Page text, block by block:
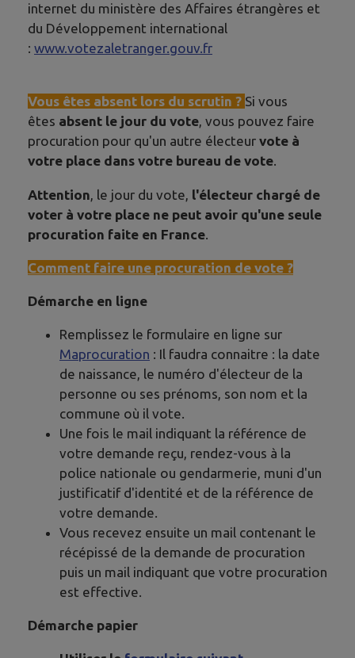
internet du ministère des Affaires étrangères et
du Développement international
: www.votezaletranger.gouv.fr
Vous êtes absent lors du scrutin ? Si vous
êtes absent le jour du vote, vous pouvez faire
procuration pour qu'un autre électeur vote à
votre place dans votre bureau de vote.
Attention , le jour du vote, l'électeur chargé de
voter à votre place ne peut avoir qu'une seule
procuration faite en France
Comment faire une procuration de vote ?
Démarche en ligne
Remplissez le formulaire en ligne sur
Maprocuration : Il faudra connaitre : la date
de naissance, le numéro d'électeur de la
personne ou ses prénoms, son nom et la
commune où il vote.
Une fois le mail indiquant la référence de
votre demande reçu, rendez-vous à la
police nationale ou gendarmerie, muni d'un
justificatif d'identité et de la référence de
votre demande.
Vous recevez ensuite un mail contenant le
récépissé de la demande de procuration
puis un mail indiquant que votre procuration
est effective.
Démarche papier